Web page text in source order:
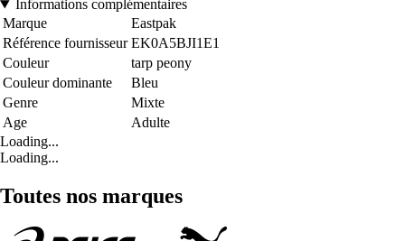
Informations complémentaires
Marque
Eastpak
Référence fournisseur EK0A5BJI1E1
Couleur
tarp peony
Couleur dominante
Bleu
Genre
Mixte
Age
Adulte
Loading...
Loading...
Toutes nos marques